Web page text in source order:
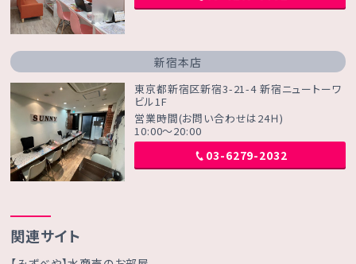
新宿本店
東京都新宿区新宿3-21-4 新宿ニュートーワ
ビル1F
営業時間(お問い合わせは24Ｈ)
10:00～20:00
03-6279-2032
関連サイト